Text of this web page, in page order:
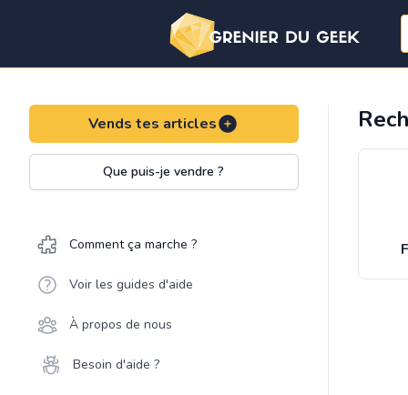
Vends tes articles
Que puis-je vendre ?
Comment ça marche ?
Voir les guides d'aide
À propos de nous
Besoin d'aide ?